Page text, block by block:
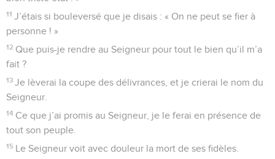
11 J’étais si bouleversé que je disais : « On ne peut se fier à
personne ! »
12 Que puis-je rendre au Seigneur pour tout le bien qu’il m’a
fait ?
13 Je lèverai la coupe des délivrances, et je crierai le nom du
Seigneur.
14 Ce que j’ai promis au Seigneur, je le ferai en présence de
tout son peuple.
15 Le Seigneur voit avec douleur la mort de ses fidèles.